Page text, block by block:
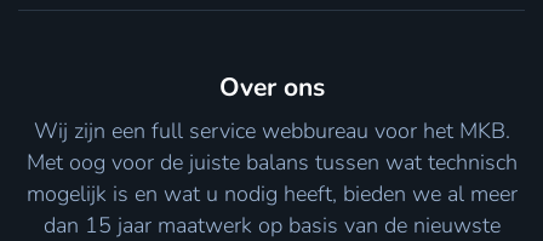
Over ons
Wij zijn een full service webbureau voor het MKB.
Met oog voor de juiste balans tussen wat technisch
mogelijk is en wat u nodig heeft, bieden we al meer
dan 15 jaar maatwerk op basis van de nieuwste